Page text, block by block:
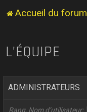
Accueil du forum
L’ÉQUIPE
ADMINISTRATEURS
Rang, Nom d’utilisateur